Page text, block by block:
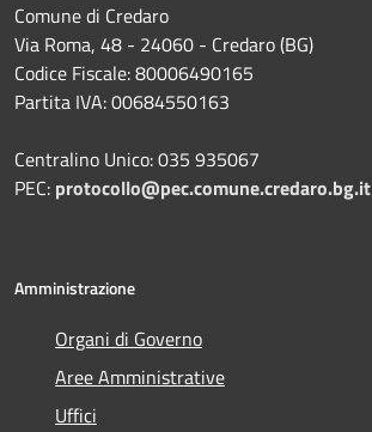
Comune di Credaro
Via Roma, 48 - 24060 - Credaro (BG)
Codice Fiscale: 80006490165
Partita IVA: 00684550163
Centralino Unico: 035 935067
PEC: protocollo@pec.comune.credaro.bg.it
Amministrazione
Organi di Governo
Aree Amministrative
Uffici